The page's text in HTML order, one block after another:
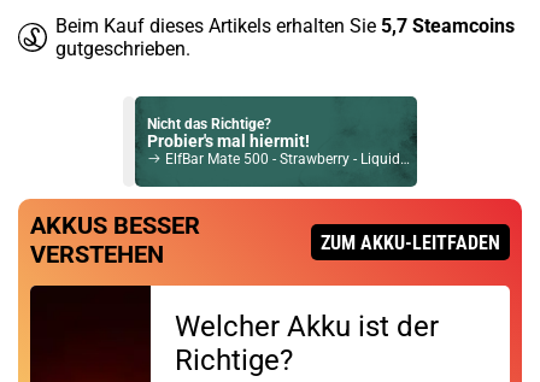
Beim Kauf dieses Artikels erhalten Sie 5,7 Steamcoins
gutgeschrieben.
Nicht das Richtige?
Probier's mal hiermit!
ElfBar Mate 500 - Strawberry - Liquid NicSalt 20mg Prefilled Pod - 2er Pack
Bock auf was Neues?
Check das mal!
Digiflavor Drop RDA Verdampfertank Silber
Schau mal hier!
Suorin Trio85 5ml 85 W Pod System Kit Rot
AKKUS BESSER
VERSTEHEN
ZUM AKKU-LEITFADEN
Welcher Akku ist der
Richtige?